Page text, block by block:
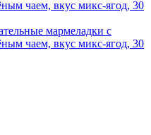
мармеладки с
чаем, вкус микс-ягод, 30